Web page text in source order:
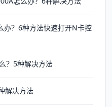
办？6种方法快速打开N卡控
？5种解决方法
解决方法